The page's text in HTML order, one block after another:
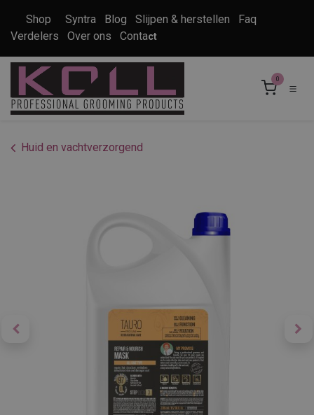
Shop Syntra Blog Slijpen & herstellen
Faq
Verdelers
Over ons Contact
0
Huid en vachtverzorgend